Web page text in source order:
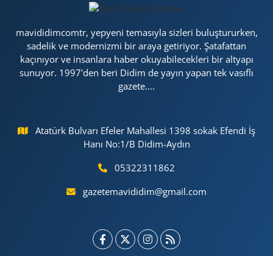
mavididimcomtr, yepyeni temasıyla sizleri buluştururken,
sadelik ve modernizmi bir araya getiriyor. Şatafattan
kaçınıyor ve insanlara haber okuyabilecekleri bir altyapı
sunuyor. 1997'den beri Didim de yayın yapan tek vasıflı
gazete....
Atatürk Bulvarı Efeler Mahallesi 1398 sokak Efendi İş
Hanı No:1/B Didim-Aydın
05322311862
gazetemavididim@gmail.com